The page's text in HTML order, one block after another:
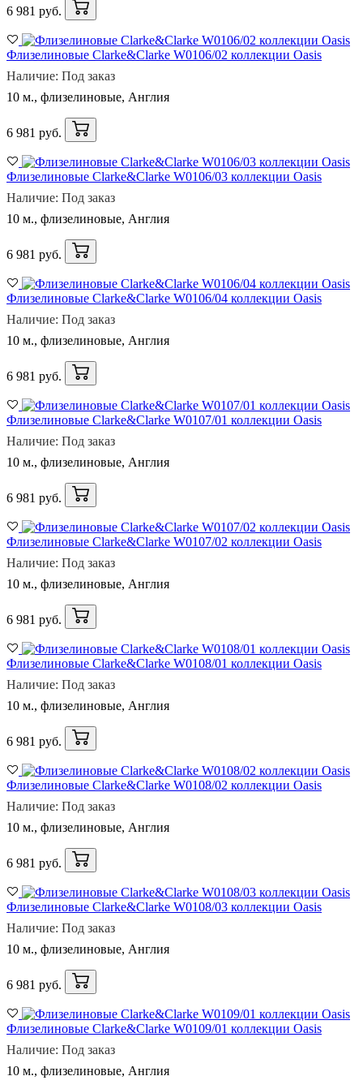
6 981 руб.
Флизелиновые Clarke&Clarke W0106/02 коллекции Oasis
Наличие: Под заказ
10 м., флизелиновые, Англия
6 981 руб.
Флизелиновые Clarke&Clarke W0106/03 коллекции Oasis
Наличие: Под заказ
10 м., флизелиновые, Англия
6 981 руб.
Флизелиновые Clarke&Clarke W0106/04 коллекции Oasis
Наличие: Под заказ
10 м., флизелиновые, Англия
6 981 руб.
Флизелиновые Clarke&Clarke W0107/01 коллекции Oasis
Наличие: Под заказ
10 м., флизелиновые, Англия
6 981 руб.
Флизелиновые Clarke&Clarke W0107/02 коллекции Oasis
Наличие: Под заказ
10 м., флизелиновые, Англия
6 981 руб.
Флизелиновые Clarke&Clarke W0108/01 коллекции Oasis
Наличие: Под заказ
10 м., флизелиновые, Англия
6 981 руб.
Флизелиновые Clarke&Clarke W0108/02 коллекции Oasis
Наличие: Под заказ
10 м., флизелиновые, Англия
6 981 руб.
Флизелиновые Clarke&Clarke W0108/03 коллекции Oasis
Наличие: Под заказ
10 м., флизелиновые, Англия
6 981 руб.
Флизелиновые Clarke&Clarke W0109/01 коллекции Oasis
Наличие: Под заказ
10 м., флизелиновые, Англия